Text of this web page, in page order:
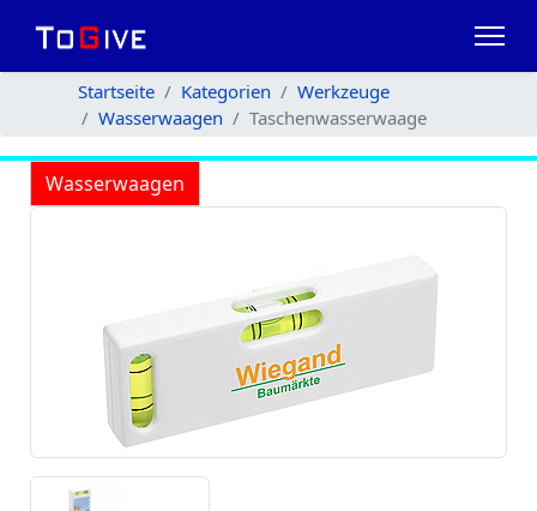
Startseite Kategorien
Werkzeuge
Wasserwaagen
Taschenwasserwaage
Wasserwaagen